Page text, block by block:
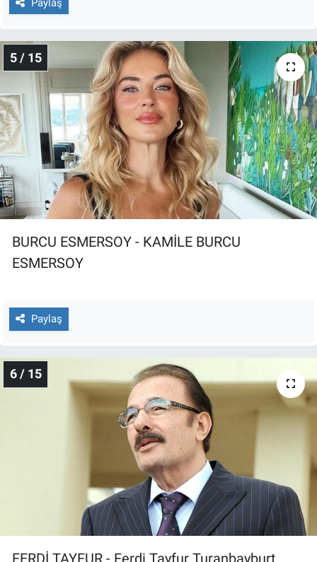
5 / 15
BURCU ESMERSOY - KAMİLE BURCU
ESMERSOY
Paylaş
6 / 15
FERDİ TAYFUR - Ferdi Tayfur Turanbayburt